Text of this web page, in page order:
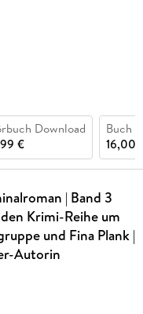
Download
€
Buch
16,00
| Band 3
Krimi-Reihe um
und Fina Plank |
Autorin